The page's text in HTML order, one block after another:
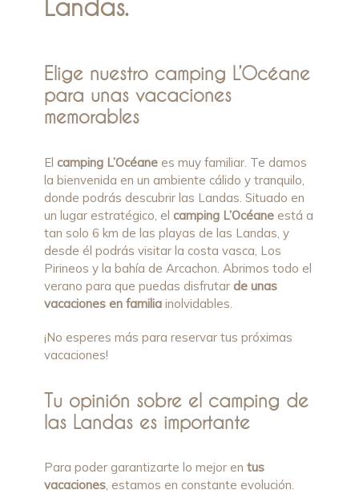
Landas.
Elige nuestro camping L’Océane
para unas vacaciones
memorables
El camping L’Océane es muy familiar. Te damos
la bienvenida en un ambiente cálido y tranquilo,
donde podrás descubrir las Landas. Situado en
un lugar estratégico, el camping L’Océane está a
tan solo 6 km de las playas de las Landas, y
desde él podrás visitar la costa vasca, Los
Pirineos y la bahía de Arcachon. Abrimos todo el
verano para que puedas disfrutar de unas
vacaciones en familia inolvidables.
¡No esperes más para reservar tus próximas
vacaciones!
Tu opinión sobre el camping de
las Landas es importante
Para poder garantizarte lo mejor en tus
vacaciones, estamos en constante evolución.